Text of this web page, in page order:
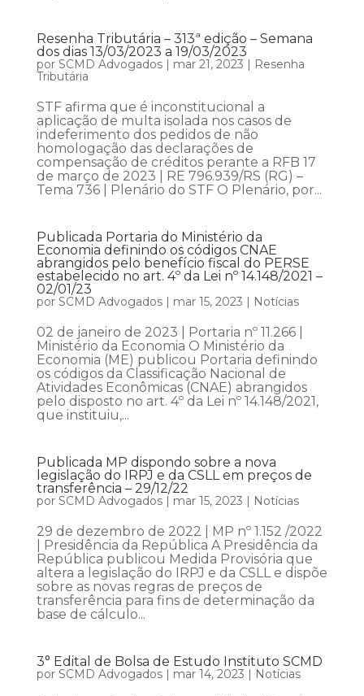
Resenha Tributária – 313ª edição – Semana
dos dias 13/03/2023 a 19/03/2023
por SCMD Advogados| mar 21, 2023 | Resenha
Tributária
STF afirma que é inconstitucional a
aplicação de multa isolada nos casos de
indeferimento dos pedidos de não
homologação das declarações de
compensação de créditos perante a RFB 17
de março de 2023 | RE 796.939/RS (RG) –
Tema 736 | Plenário do STF O Plenário, por...
Publicada Portaria do Ministério da
Economia definindo os códigos CNAE
abrangidos pelo benefício fiscal do PERSE
estabelecido no art. 4º da Lei nº 14.148/2021 –
02/01/23
por SCMD Advogados| mar 15, 2023 | Notícias
02 de janeiro de 2023 | Portaria nº 11.266 |
Ministério da Economia O Ministério da
Economia (ME) publicou Portaria definindo
os códigos da Classificação Nacional de
Atividades Econômicas (CNAE) abrangidos
pelo disposto no art. 4º da Lei nº 14.148/2021,
que instituiu,...
Publicada MP dispondo sobre a nova
legislação do IRPJ e da CSLL em preços de
transferência – 29/12/22
por SCMD Advogados| mar 15, 2023 | Notícias
29 de dezembro de 2022 | MP nº 1.152 /2022
| Presidência da República A Presidência da
República publicou Medida Provisória que
altera a legislação do IRPJ e da CSLL e dispõe
sobre as novas regras de preços de
transferência para fins de determinação da
base de cálculo...
3° Edital de Bolsa de Estudo Instituto SCMD
por SCMD Advogados| mar 14, 2023 | Notícias